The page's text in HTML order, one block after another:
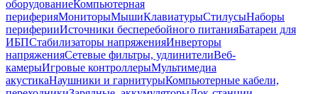
оборудованиеКомпьютерная
периферияМониторыМышиКлавиатурыСтилусыНаборы
периферииИсточники бесперебойного питанияБатареи для
ИБПСтабилизаторы напряженияИнверторы
напряженияСетевые фильтры, удлинителиВеб-
камерыИгровые контроллерыМультимедиа
акустикаНаушники и гарнитурыКомпьютерные кабели,